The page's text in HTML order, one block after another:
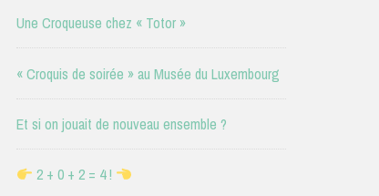
Une Croqueuse chez « Totor »
« Croquis de soirée » au Musée du Luxembourg
Et si on jouait de nouveau ensemble ?
2 + 0 + 2 = 4 !